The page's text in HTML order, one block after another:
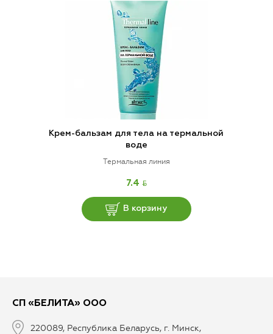
Крем-бальзам для тела на термальной
воде
Термальная линия
7.4 BYN
В корзину
СП «БЕЛИТА» ООО
220089, Республика Беларусь, г. Минск,